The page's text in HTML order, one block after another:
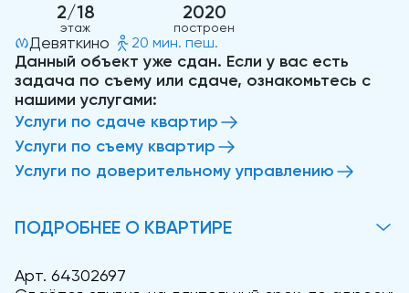
2/18
этаж
2020
построен
Девяткино 20 мин. пеш.
Данный объект уже сдан. Если у вас есть
задача по съему или сдаче, ознакомьтесь с
нашими услугами:
Услуги по сдаче квартир
Услуги по съему квартир
Услуги по доверительному управлению
ПОДРОБНЕЕ О КВАРТИРЕ
Арт. 64302697